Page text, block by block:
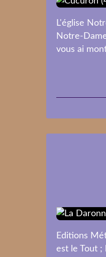
L'église
Notre-
vous ai
Editions
est le Tout ;